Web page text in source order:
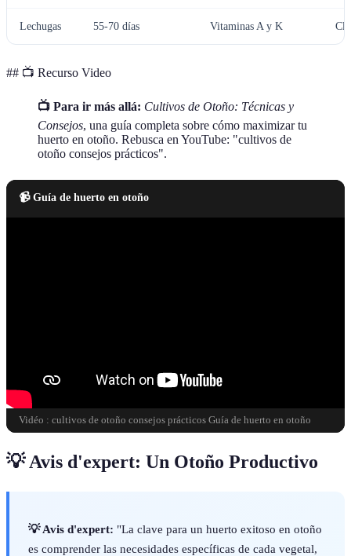
Lechugas 55-70 días Vitaminas A y K
## 📺 Recurso Video
📺 Para ir más allá: Cultivos de Otoño: Técnicas y
Consejos, una guía completa sobre cómo maximizar tu
huerto en otoño. Rebusca en YouTube: "cultivos de
otoño consejos prácticos".
📹 Guía de huerto en otoño
Vidéo : cultivos de otoño consejos prácticos Guía de huerto en otoño
💡 Avis d'expert: Un Otoño Productivo
💡 Avis d'expert: "La clave para un huerto exitoso en otoño
es comprender las necesidades específicas de cada vegetal,